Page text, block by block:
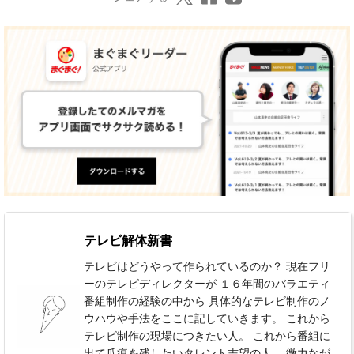
テレビ解体新書
テレビはどうやって作られているのか？ 現在フリ
ーのテレビディレクターが １６年間のバラエティ
番組制作の経験の中から 具体的なテレビ制作のノ
ウハウや手法をここに記していきます。 これから
テレビ制作の現場につきたい人。 これから番組に